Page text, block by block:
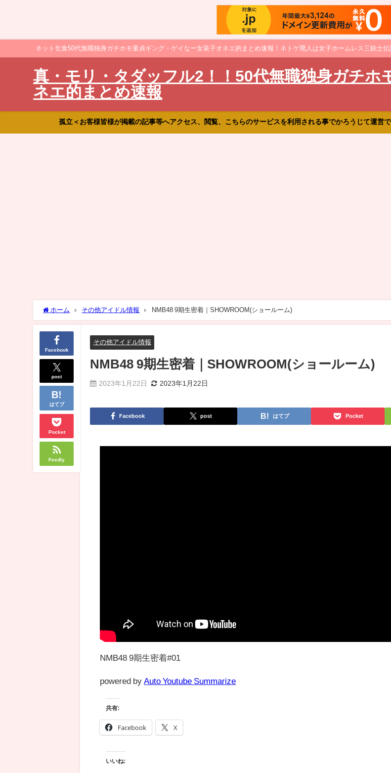
ネット乞食50代無職独身ガチホモ童貞ギング・ゲイなー女装子オネエ的まとめ速報！ネトゲ廃人は女子ホームレス三銃士
真・モリ・タダッフル2！！50代無職独身ガチホ
ネエ的まとめ速報
孤立＜お客様皆様が掲載の記事等へアクセス、閲覧、こちらのサービスを利用される事でかろうじて運営
ホーム その他アイドル情報 NMB48 9期生密着｜SHOWROOM(ショールーム)
Facebook
post
はてブ
Pocket
Feedly
その他アイドル情報
NMB48 9期生密着｜SHOWROOM(ショールーム)
2023年1月22日 2023年1月22日
Facebook post はてブ Pocket
NMB48 9期生密着#01
powered by Auto Youtube Summarize
共有:
Facebook X
いいね: